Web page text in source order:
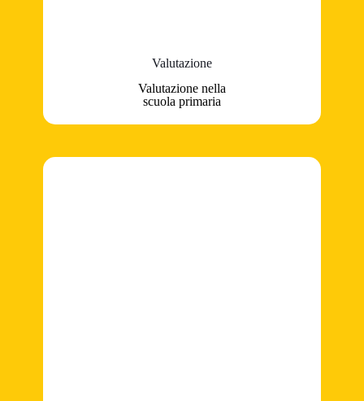
Valutazione
Valutazione nella
scuola primaria